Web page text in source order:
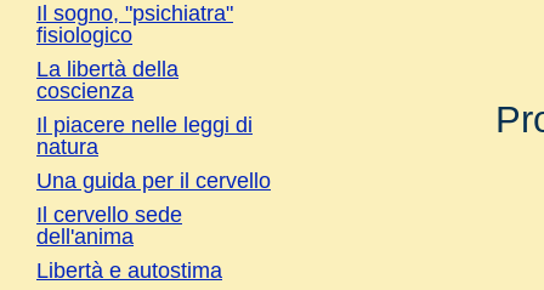
Il sogno, "psichiatra"
fisiologico
La libertà della
coscienza
Il piacere nelle leggi di
natura
Una guida per il cervello
Il cervello sede
dell'anima
Libertà e autostima